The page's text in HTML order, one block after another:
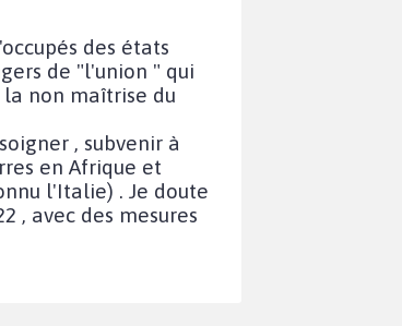
des états
de "l'union " qui
non maîtrise du
, subvenir à
en Afrique et
l'Italie) . Je doute
, avec des mesures